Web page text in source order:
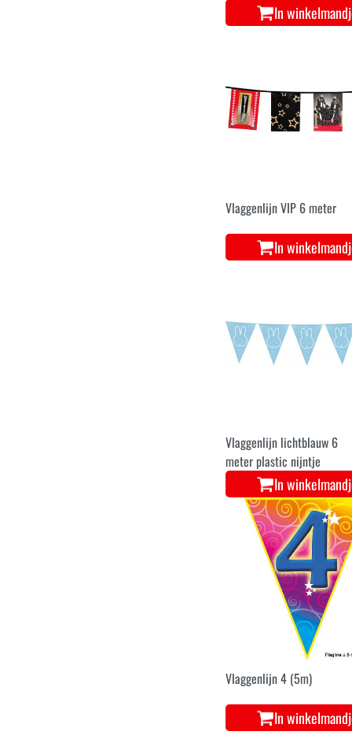
In
Vlaggenlijn VIP 6 meter
In
Vlaggenlijn lichtblauw 6
meter plastic nijntje
In
Vlaggenlijn 4 (5m)
In